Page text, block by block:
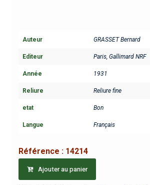
Auteur GRASSET Bernard
Editeur Paris, Gallimard NRF
Année 1931
Reliure Reliure fine
etat Bon
Langue Français
Référence : 14214
Ajouter au panier